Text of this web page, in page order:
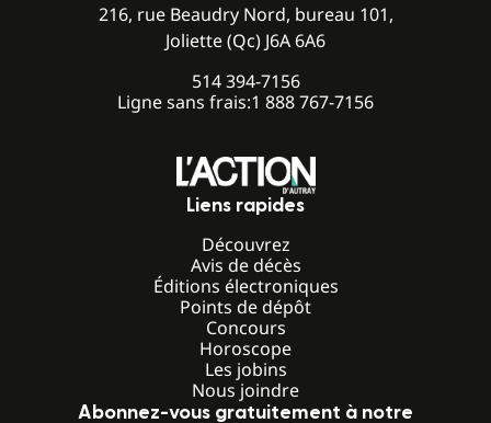
216, rue Beaudry Nord, bureau 101,
Joliette (Qc) J6A 6A6
514 394-7156
Ligne sans frais:1 888 767-7156
Liens rapides
Découvrez
Avis de décès
Éditions électroniques
Points de dépôt
Concours
Horoscope
Les jobins
Nous joindre
Abonnez-vous gratuitement à notre